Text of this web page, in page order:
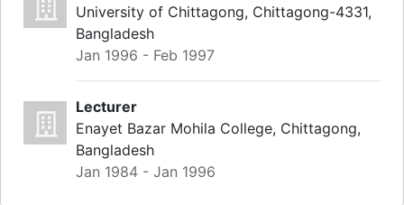
University of Chittagong, Chittagong-4331,
Bangladesh
Jan 1996 - Feb 1997
Lecturer
Enayet Bazar Mohila College, Chittagong,
Bangladesh
Jan 1984 - Jan 1996